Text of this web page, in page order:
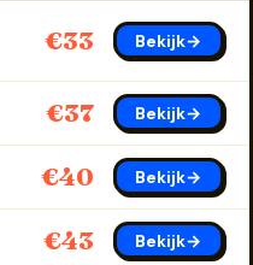
€33 Bekijk→
€37 Bekijk→
€40 Bekijk→
€43 Bekijk→